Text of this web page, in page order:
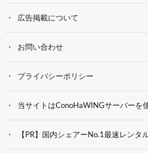
広告掲載について
お問い合わせ
プライバシーポリシー
当サイトはConoHaWINGサーバーを
【PR】国内シェアーNo.1最速レンタ